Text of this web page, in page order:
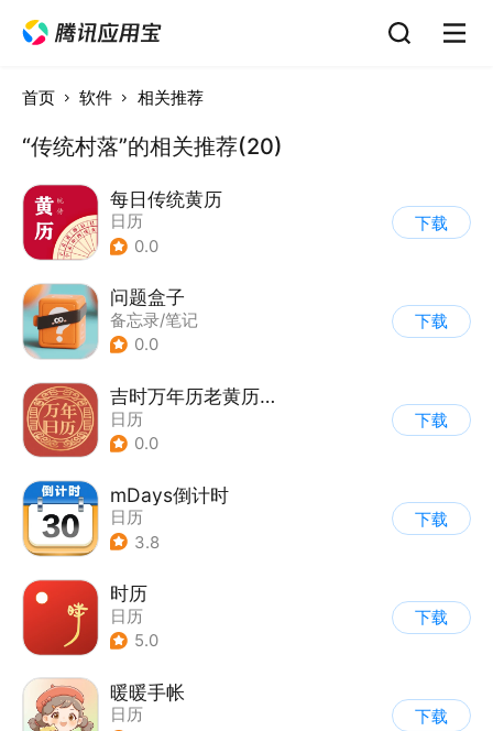
首页 软件 相关推荐
“传统村落”的相关推荐(20)
每日传统黄历
日历
0.0
下载
问题盒子
备忘录/笔记
0.0
下载
吉时万年历老黄历好运版
日历
0.0
下载
mDays倒计时
日历
3.8
下载
时历
日历
5.0
下载
暖暖手帐
日历
下载